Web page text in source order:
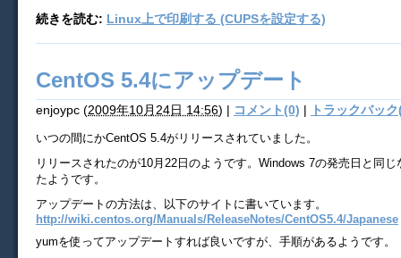
続きを読む: Linux上で印刷する (CUPSを設定する)
CentOS 5.4にアップデート
enjoypc (2009年10月24日 14:56) | コメント(0) | トラックバッ
いつの間にかCentOS 5.4がリリースされていました。
リリースされたのが10月22日のようです。Windows 7の発売日と同
たようです。
アップデートの方法は、以下のサイトに書いています。
http://wiki.centos.org/Manuals/ReleaseNotes/CentOS5.4/Japanese
yumを使ってアップデートすれば良いですが、手順があるようです。